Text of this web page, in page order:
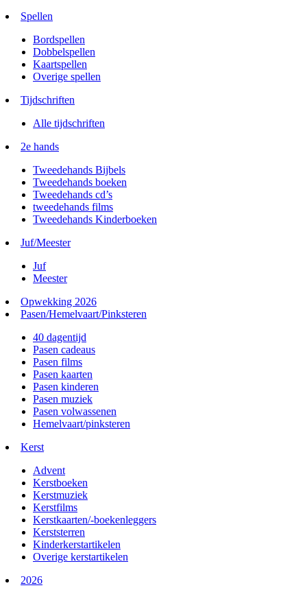
Spellen
Bordspellen
Dobbelspellen
Kaartspellen
Overige spellen
Tijdschriften
Alle tijdschriften
2e hands
Tweedehands Bijbels
Tweedehands boeken
Tweedehands cd’s
tweedehands films
Tweedehands Kinderboeken
Juf/Meester
Juf
Meester
Opwekking 2026
Pasen/Hemelvaart/Pinksteren
40 dagentijd
Pasen cadeaus
Pasen films
Pasen kaarten
Pasen kinderen
Pasen muziek
Pasen volwassenen
Hemelvaart/pinksteren
Kerst
Advent
Kerstboeken
Kerstmuziek
Kerstfilms
Kerstkaarten/-boekenleggers
Kerststerren
Kinderkerstartikelen
Overige kerstartikelen
2026